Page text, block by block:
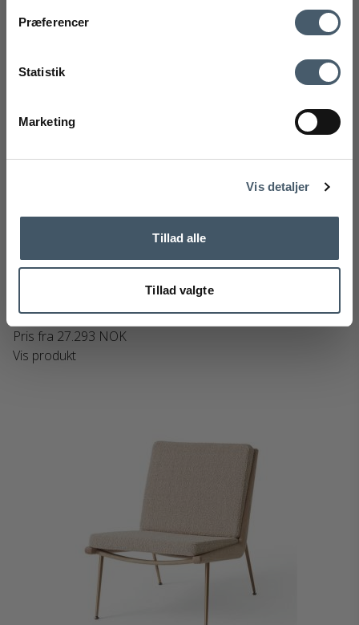
Præferencer
Statistik
Marketing
Vis detaljer
Tillad alle
Tillad valgte
&Tradition Margas LC2 Lænestol
128-11550200M
33.863 NOK
Pris fra 27.293 NOK
Vis produkt
Ved å registrere deg godtar du å motta vårt nyhetsbrev
med gode tilbud og inspirasjon. Du kan alltid trekke tilbake
Nej tak